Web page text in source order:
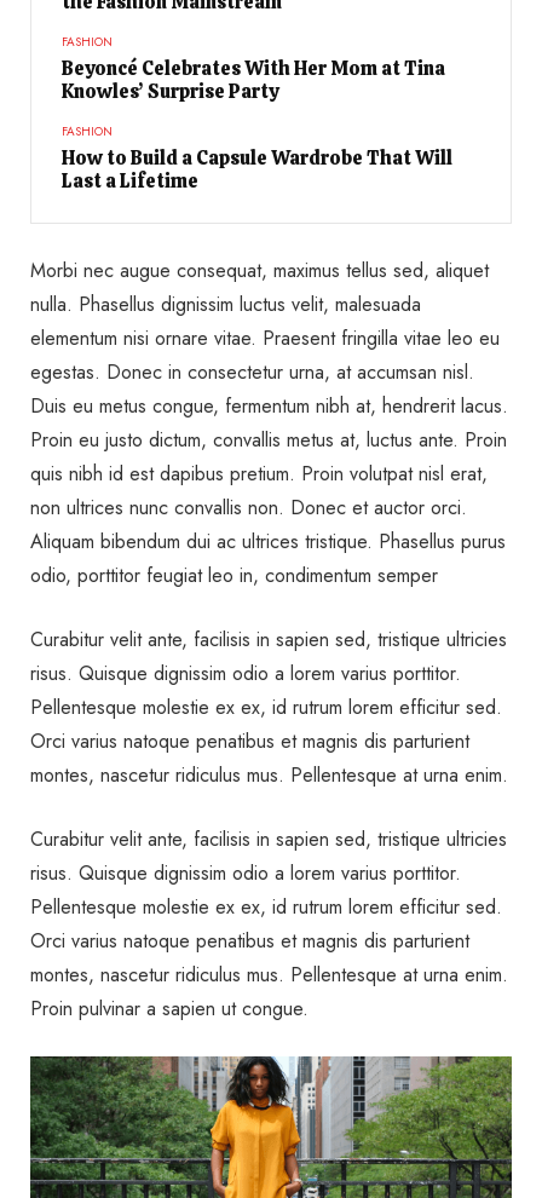
FASHION
Beyoncé Celebrates With Her Mom at Tina
Knowles’ Surprise Party
FASHION
How to Build a Capsule Wardrobe That Will
Last a Lifetime
Morbi nec augue consequat, maximus tellus sed, aliquet
nulla. Phasellus dignissim luctus velit, malesuada
elementum nisi ornare vitae. Praesent fringilla vitae leo eu
egestas. Donec in consectetur urna, at accumsan nisl.
Duis eu metus congue, fermentum nibh at, hendrerit lacus.
Proin eu justo dictum, convallis metus at, luctus ante. Proin
quis nibh id est dapibus pretium. Proin volutpat nisl erat,
non ultrices nunc convallis non. Donec et auctor orci.
Aliquam bibendum dui ac ultrices tristique. Phasellus purus
odio, porttitor feugiat leo in, condimentum semper
Curabitur velit ante, facilisis in sapien sed, tristique ultricies
risus. Quisque dignissim odio a lorem varius porttitor.
Pellentesque molestie ex ex, id rutrum lorem efficitur sed.
Orci varius natoque penatibus et magnis dis parturient
montes, nascetur ridiculus mus. Pellentesque at urna enim.
Curabitur velit ante, facilisis in sapien sed, tristique ultricies
risus. Quisque dignissim odio a lorem varius porttitor.
Pellentesque molestie ex ex, id rutrum lorem efficitur sed.
Orci varius natoque penatibus et magnis dis parturient
montes, nascetur ridiculus mus. Pellentesque at urna enim.
Proin pulvinar a sapien ut congue.